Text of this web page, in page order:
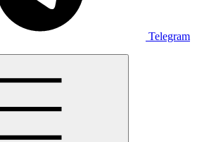
Telegram